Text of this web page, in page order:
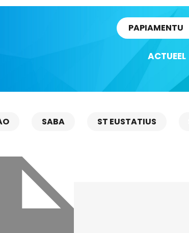
PAPIAMENTU
ACTUEEL
SABA ST EUSTATIUS